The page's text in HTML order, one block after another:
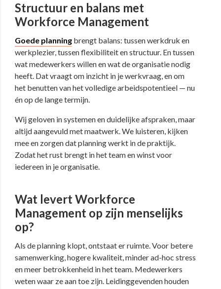
Structuur en balans met
Workforce Management
Goede planning brengt balans: tussen werkdruk en
werkplezier, tussen flexibiliteit en structuur. En tussen
wat medewerkers willen en wat de organisatie nodig
heeft. Dat vraagt om inzicht in je werkvraag, en om
het benutten van het volledige arbeidspotentieel — nu
én op de lange termijn.
Wij geloven in systemen en duidelijke afspraken, maar
altijd aangevuld met maatwerk. We luisteren, kijken
mee en zorgen dat planning werkt in de praktijk.
Zodat het rust brengt in het team en winst voor
iedereen in je organisatie.
Wat levert Workforce
Management op zijn menselijks
op?
Als de planning klopt, ontstaat er ruimte. Voor betere
samenwerking, hogere kwaliteit, minder ad-hoc stress
en meer betrokkenheid in het team. Medewerkers
weten waar ze aan toe zijn. Leidinggevenden houden